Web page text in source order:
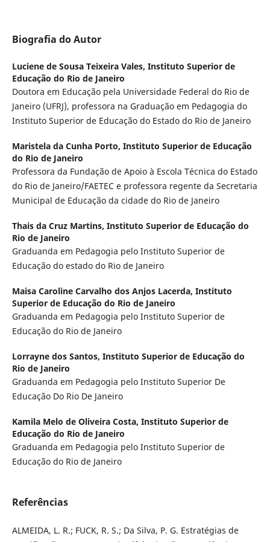
Biografia do Autor
Luciene de Sousa Teixeira Vales, Instituto Superior de
Educação do Rio de Janeiro
Doutora em Educação pela Universidade Federal do Rio de
Janeiro (UFRJ), professora na Graduação em Pedagogia do
Instituto Superior de Educação do Estado do Rio de Janeiro
Maristela da Cunha Porto, Instituto Superior de Educação
do Rio de Janeiro
Professora da Fundação de Apoio à Escola Técnica do Estado
do Rio de Janeiro/FAETEC e professora regente da Secretaria
Municipal de Educação da cidade do Rio de Janeiro
Thais da Cruz Martins, Instituto Superior de Educação do
Rio de Janeiro
Graduanda em Pedagogia pelo Instituto Superior de
Educação do estado do Rio de Janeiro
Maisa Caroline Carvalho dos Anjos Lacerda, Instituto
Superior de Educação do Rio de Janeiro
Graduanda em Pedagogia pelo Instituto Superior de
Educação do Rio de Janeiro
Lorrayne dos Santos, Instituto Superior de Educação do
Rio de Janeiro
Graduanda em Pedagogia pelo Instituto Superior De
Educação Do Rio De Janeiro
Kamila Melo de Oliveira Costa, Instituto Superior de
Educação do Rio de Janeiro
Graduanda em Pedagogia pelo Instituto Superior de
Educação do Rio de Janeiro
Referências
ALMEIDA, L. R.; FUCK, R. S.; Da Silva, P. G. Estratégias de